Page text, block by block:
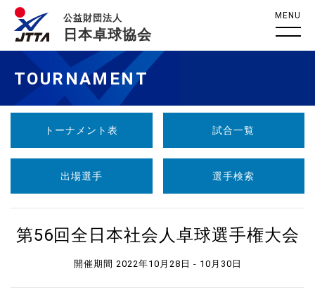
公益財団法人
日本卓球協会
MENU
TOURNAMENT
トーナメント表 試合一覧
出場選手 選手検索
第56回全日本社会人卓球選手権大会
開催期間 2022年10月28日 - 10月30日